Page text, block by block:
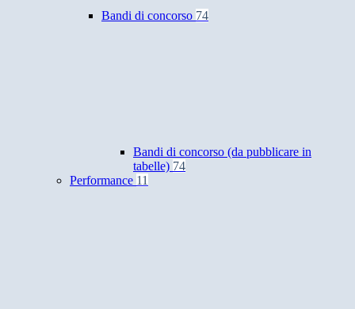
Bandi di concorso 74
Bandi di concorso (da pubblicare in
tabelle) 74
Performance 11